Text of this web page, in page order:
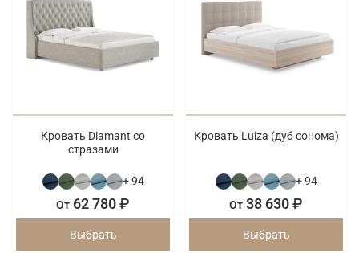
Кровать Diamant со
стразами
+ 94
От 62 780 ₽
Выбрать
Кровать Luiza (дуб сонома)
+ 94
От 38 630 ₽
Выбрать